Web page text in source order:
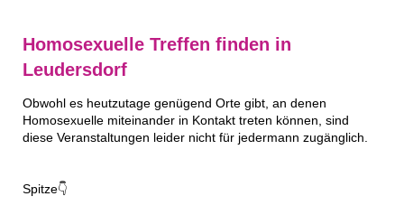
Homosexuelle Treffen finden in
Leudersdorf
Obwohl es heutzutage genügend Orte gibt, an denen
Homosexuelle miteinander in Kontakt treten können, sind
diese Veranstaltungen leider nicht für jedermann zugänglich.
Spitze👇